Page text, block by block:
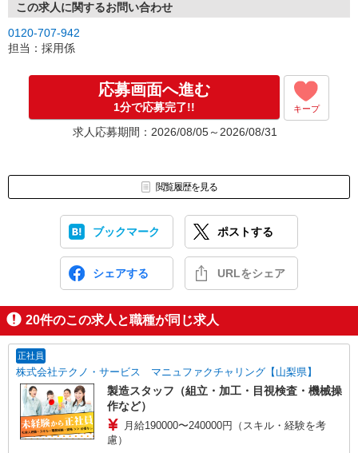
▼Step2 全国にあるお仕事の中から、あなたにピッタリのお仕事を
ご案内
▼Step3 就業前に職場見学で気になる事はしっかりチェック！
応募⇒最短で2日後からの勤務も可能です！
この求人に関するお問い合わせ
0120-707-942
担当：採用係
応募画面へ進む
1分で応募完了!! キープ
求人応募期間：2026/08/05～2026/08/31
閲覧履歴を見る
ブックマーク ポストする
シェアする URLをシェア
20件のこの求人と職種が同じ求人
正社員
株式会社テクノ・サービス マニュファクチャリング【山梨県】
製造スタッフ（組立・加工・目視検査・機械操
作など）
月給190000〜240000円（スキル・経験を考
慮）